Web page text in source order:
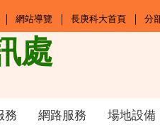
處
網站導覽 長庚科大首頁 分
務 網路服務 場地設備